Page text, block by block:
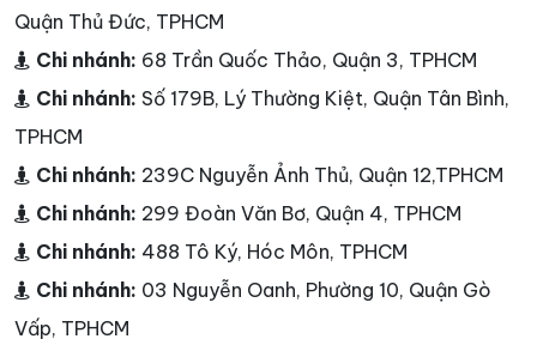
Quận Thủ Đức, TPHCM
Chi nhánh: 68 Trần Quốc Thảo, Quận 3, TPHCM
Chi nhánh: Số 179B, Lý Thường Kiệt, Quận Tân Bình,
TPHCM
Chi nhánh: 239C Nguyễn Ảnh Thủ, Quận 12,TPHCM
Chi nhánh: 299 Đoàn Văn Bơ, Quận 4, TPHCM
Chi nhánh: 488 Tô Ký, Hóc Môn, TPHCM
Chi nhánh: 03 Nguyễn Oanh, Phường 10, Quận Gò
Vấp, TPHCM